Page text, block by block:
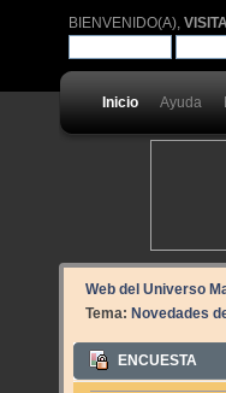
BIENVENIDO(A),
Inicio Ayuda
Web del Universo
Tema: Novedades
ENCUESTA